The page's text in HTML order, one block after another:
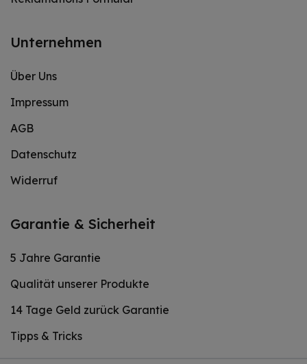
Unternehmen
Über Uns
Impressum
AGB
Datenschutz
Widerruf
Garantie & Sicherheit
5 Jahre Garantie
Qualität unserer Produkte
14 Tage Geld zurück Garantie
Tipps & Tricks